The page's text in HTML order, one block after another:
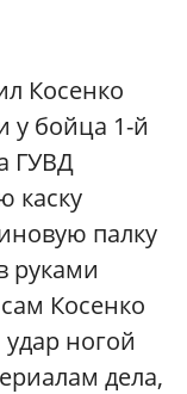
Косенко
у бойца 1-й
ГУВД
каску
палку
руками
Косенко
ногой
дела,